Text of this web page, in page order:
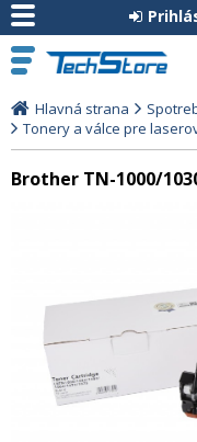
Hlavná strana
Tonery a válce pre
Brother TN-1000/